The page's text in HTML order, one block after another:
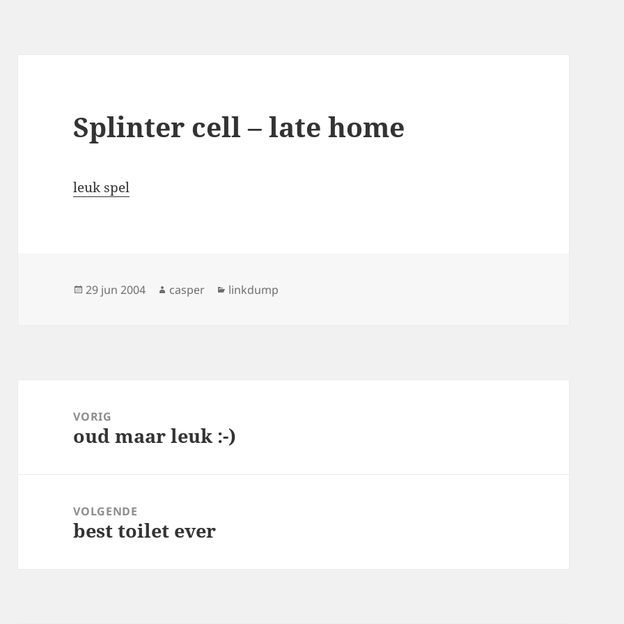
Splinter cell – late home
leuk spel
Geplaatst
29 jun 2004 Auteur
casper Categorieën
linkdump
navigatieVORIG
Vorig
oud maar leuk :-)
VOLGENDE
Volgend
best toilet ever